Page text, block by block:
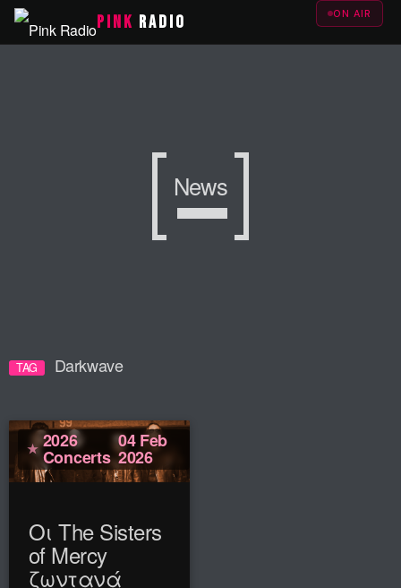
PINK RADIO ON AIR
News
TAG Darkwave
2026
Concerts
04 Feb
2026
Οι The Sisters
of Mercy
ζωντανά